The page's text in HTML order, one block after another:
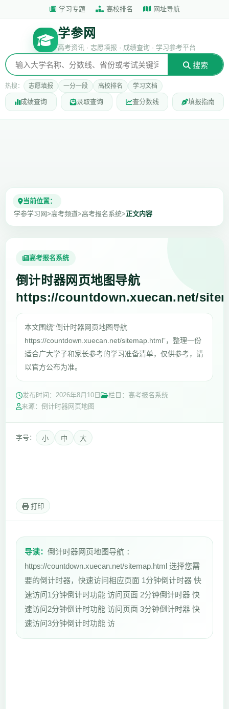
学习专题 高校排名 网址导航
学参网
高考资讯 · 志愿填报 · 成绩查询 · 学习参考平台
搜索
热搜： 志愿填报 一分一段 高校排名 学习文档
成绩查询 录取查询 查分数线 填报指南
当前位置：
学参学习网>高考频道>高考报名系统>正文内容
高考报名系统
倒计时器网页地图导航
https://countdown.xuecan.net/
本文围绕“倒计时器网页地图导航
https://countdown.xuecan.net/sitemap.html”，整理一份
适合广大学子和家长参考的学习准备清单，仅供参考，请
以官方公布为准。
发布时间： 2026年8月10日
栏目：高考报名系统
来源：倒计时器网页地图
字号： 小 中 大
打印
导读： 倒计时器网页地图导航 ：
https://countdown.xuecan.net/sitemap.html 选择您需
要的倒计时器，快速访问相应页面 1分钟倒计时器 快
速访问1分钟倒计时功能 访问页面 2分钟倒计时器 快
速访问2分钟倒计时功能 访问页面 3分钟倒计时器 快
速访问3分钟倒计时功能 访